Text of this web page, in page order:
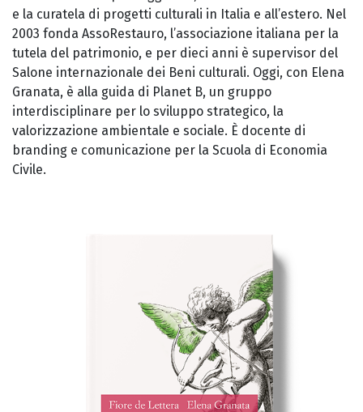
e la curatela di progetti culturali in Italia e all’estero. Nel
2003 fonda AssoRestauro, l’associazione italiana per la
tutela del patrimonio, e per dieci anni è supervisor del
Salone internazionale dei Beni culturali. Oggi, con Elena
Granata, è alla guida di Planet B, un gruppo
interdisciplinare per lo sviluppo strategico, la
valorizzazione ambientale e sociale. È docente di
branding e comunicazione per la Scuola di Economia
Civile.